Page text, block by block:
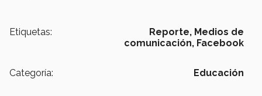
Etiquetas: Reporte, Medios de
comunicación, Facebook
Categoría: Educación